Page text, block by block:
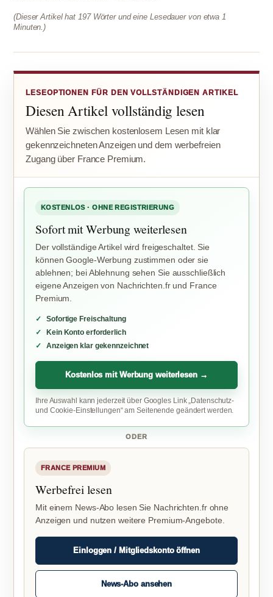
(Dieser Artikel hat 197 Wörter und eine Lesedauer von etwa 1
Minuten.)
LESEOPTIONEN FÜR DEN VOLLSTÄNDIGEN ARTIKEL
Diesen Artikel vollständig lesen
Wählen Sie zwischen kostenlosem Lesen mit klar
gekennzeichneten Anzeigen und dem werbefreien
Zugang über France Premium.
KOSTENLOS · OHNE REGISTRIERUNG
Sofort mit Werbung weiterlesen
Der vollständige Artikel wird freigeschaltet. Sie
können Google-Werbung zustimmen oder sie
ablehnen; bei Ablehnung sehen Sie ausschließlich
eigene Anzeigen von Nachrichten.fr und France
Premium.
Sofortige Freischaltung
Kein Konto erforderlich
Anzeigen klar gekennzeichnet
Kostenlos mit Werbung weiterlesen →
Ihre Auswahl kann jederzeit über Googles Link „Datenschutz-
und Cookie-Einstellungen“ am Seitenende geändert werden.
ODER
FRANCE PREMIUM
Werbefrei lesen
Mit einem News-Abo lesen Sie Nachrichten.fr ohne
Anzeigen und nutzen weitere Premium-Angebote.
Einloggen / Mitgliedskonto öffnen
News-Abo ansehen